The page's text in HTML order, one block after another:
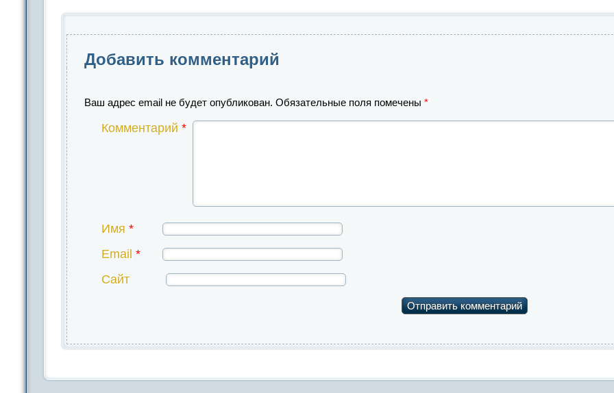
Добавить комментарий
Ваш адрес email не будет опубликован. Обязательные поля помечены *
Комментарий *
Имя *
Email *
Сайт